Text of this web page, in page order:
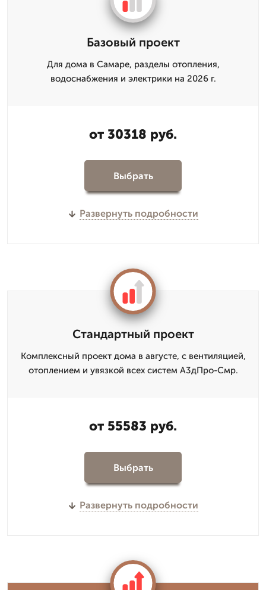
Базовый проект
Для дома в Самаре, разделы отопления,
водоснабжения и электрики на 2026 г.
от 30318 руб.
Выбрать
Развернуть подробности
Стандартный проект
Комплексный проект дома в августе, с вентиляцией,
отоплением и увязкой всех систем А3дПро-Смр.
от 55583 руб.
Выбрать
Развернуть подробности